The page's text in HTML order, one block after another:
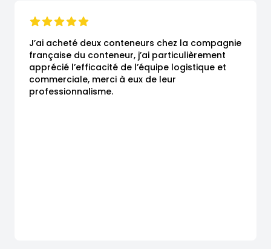
J’ai acheté deux conteneurs chez la compagnie
française du conteneur, j’ai particulièrement
apprécié l’efficacité de l’équipe logistique et
commerciale, merci à eux de leur
professionnalisme.